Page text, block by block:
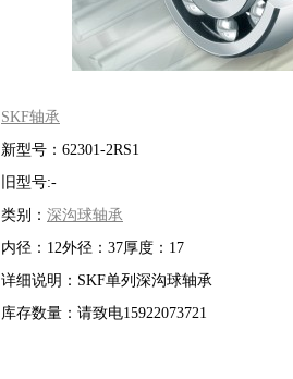
SKF轴承
新型号：62301-2RS1
旧型号:-
类别： 深沟球轴承
内径：12外径：37厚度：17
详细说明：SKF单列深沟球轴承
库存数量：请致电15922073721